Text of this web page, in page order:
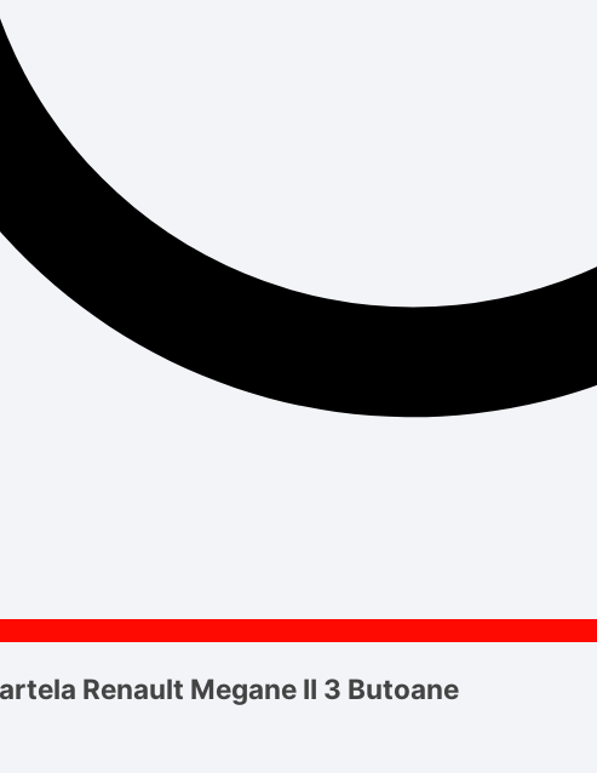
Renault Megane II 3 Butoane